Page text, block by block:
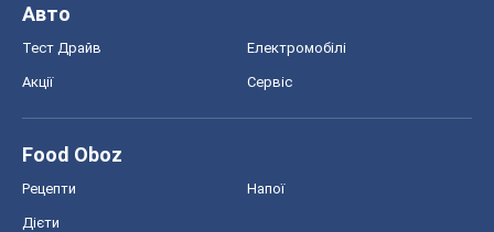
Авто
Тест Драйв Електромобілі
Акції Сервіс
Food Oboz
Рецепти Напої
Дієти